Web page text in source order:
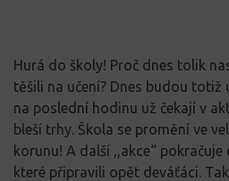
Hurá do školy! Proč dnes tolik
těšili na učení? Dnes budou totiž
na poslední hodinu už čekají v
bleší trhy. Škola se promění ve
korunu! A další ,,akce“
které připravili opět deváťáci.